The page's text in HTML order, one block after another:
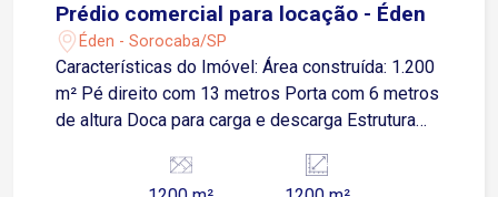
Prédio comercial para locação - Éden
Éden - Sorocaba/SP
Características do Imóvel: Área construída: 1.200
m² Pé direito com 13 metros Porta com 6 metros
de altura Doca para carga e descarga Estrutura
para logística, indústria ou centro de distribuição.